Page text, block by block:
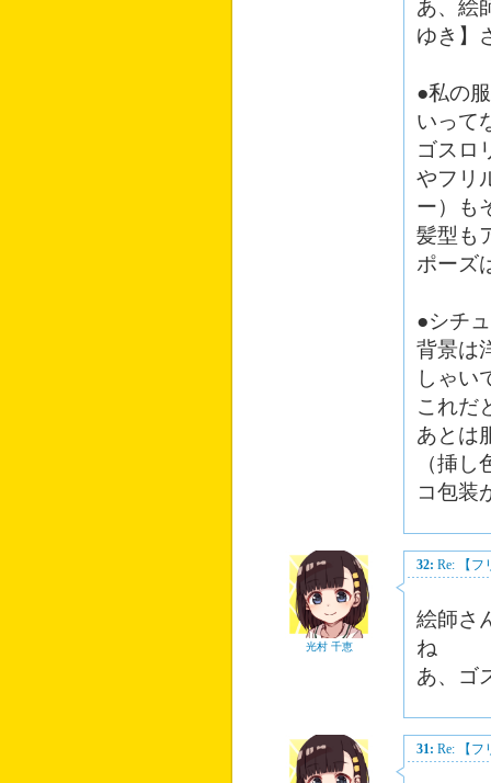
あ、絵
ゆき】
●私の
いって
ゴスロ
やフリ
ー）も
髪型も
ポーズ
●シチ
背景は
しゃい
これだ
あとは
（挿
コ包装
光村 千恵
32: Re: 【フ
絵師さ
ね
あ、ゴ
31: Re: 【フ